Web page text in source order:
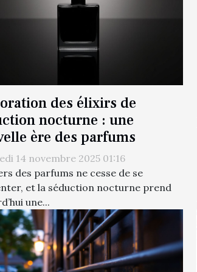
des élixirs de
nocturne : une
ère des parfums
14 novembre 2025 01:16
des parfums ne cesse de se
et la séduction nocturne prend
une...